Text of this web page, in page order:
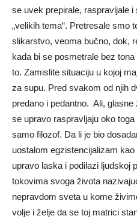
se uvek prepirale, raspravljale
„velikih tema“. Pretresale smo
slikarstvo, veoma bučno, dok,
kada bi se posmetrale bez
to. Zamislite situaciju u kojoj
za supu. Pred svakom od njih
predano i pedantno. Ali,
se upravo raspravljaju oko
samo filozof. Da li je bio
uostalom egzistencijalizam
upravo laska i podilazi ljudskoj
tokovima svoga života
nepravdom sveta u kome
volje i želje da se toj matrici